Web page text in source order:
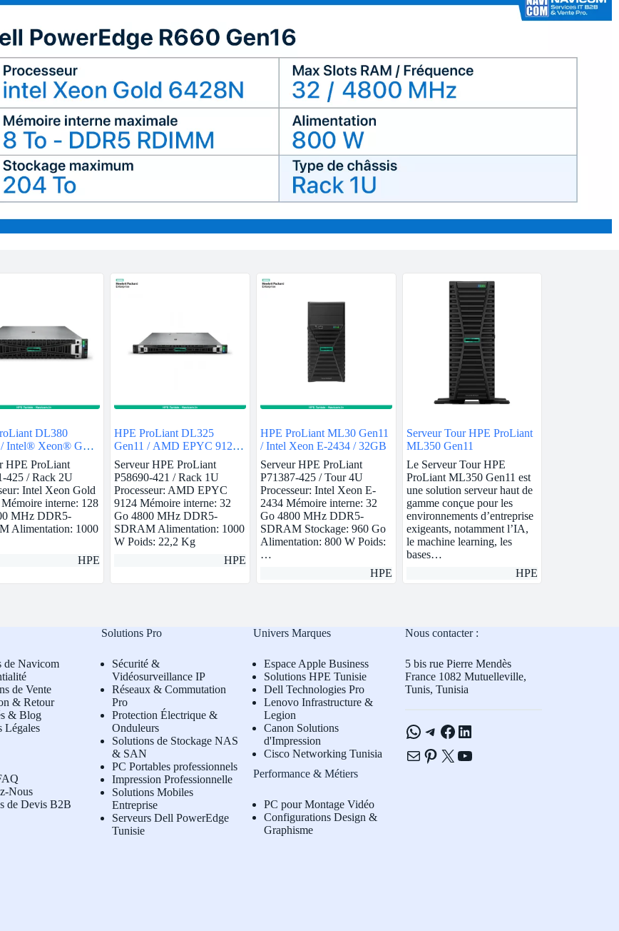
DL380
/ Intel® Xeon® Gold
128GB
HPE ProLiant
425 / Rack 2U
Intel Xeon Gold
interne: 128
MHz DDR5-
Alimentation: 1000
HPE
HPE ProLiant DL325
Gen11 / AMD EPYC 9124 /
32GB
Serveur HPE ProLiant
P58690-421 / Rack 1U
Processeur: AMD EPYC
9124 Mémoire interne: 32
Go 4800 MHz DDR5-
SDRAM Alimentation: 1000
W Poids: 22,2 Kg
HPE
HPE ProLiant ML30 Gen11
/ Intel Xeon E-2434 / 32GB
Serveur HPE ProLiant
P71387-425 / Tour 4U
Processeur: Intel Xeon E-
2434 Mémoire interne: 32
Go 4800 MHz DDR5-
SDRAM Stockage: 960 Go
Alimentation: 800 W Poids:
…
HPE
Serveur Tour HPE ProLiant
ML350 Gen11
Le Serveur Tour HPE
ProLiant ML350 Gen11 est
une solution serveur haut de
gamme conçue pour les
environnements d’entreprise
exigeants, notamment l’IA,
le machine learning, les
bases…
HPE
de Navicom
de Vente
& Retour
& Blog
Légales
Nous
de Devis B2B
Solutions Pro
Sécurité &
Vidéosurveillance IP
Réseaux & Commutation
Pro
Protection Électrique &
Onduleurs
Solutions de Stockage NAS
& SAN
PC Portables professionnels
Impression Professionnelle
Solutions Mobiles
Entreprise
Serveurs Dell PowerEdge
Tunisie
Univers Marques
Espace Apple Business
Solutions HPE Tunisie
Dell Technologies Pro
Lenovo Infrastructure &
Legion
Canon Solutions
d'Impression
Cisco Networking Tunisia
Performance & Métiers
PC pour Montage Vidéo
Configurations Design &
Graphisme
Nous contacter :
5 bis rue Pierre Mendès
France 1082 Mutuelleville,
Tunis, Tunisia
WhatsApp
Telegram
Facebook
LinkedIn
E-mailPinterest
X YouTube